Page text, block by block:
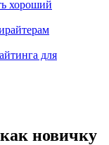
хороший
для
новичку